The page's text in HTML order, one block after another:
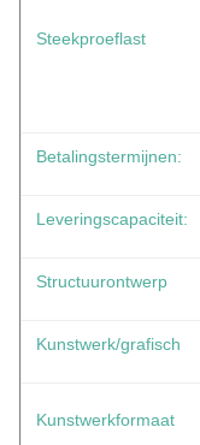
Steekproeflast
Betalingstermijnen:
Leveringscapaciteit:
Structuurontwerp
Kunstwerk/grafisch
Kunstwerkformaat